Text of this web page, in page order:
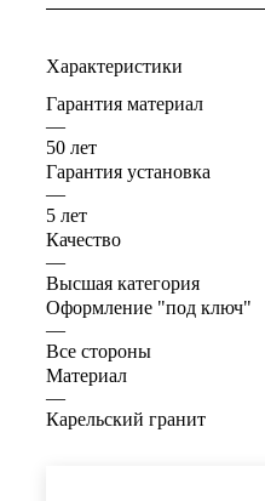
Характеристики
Гарантия материал
—
50 лет
Гарантия установка
—
5 лет
Качество
—
Высшая категория
Оформление "под ключ"
—
Все стороны
Материал
—
Карельский гранит